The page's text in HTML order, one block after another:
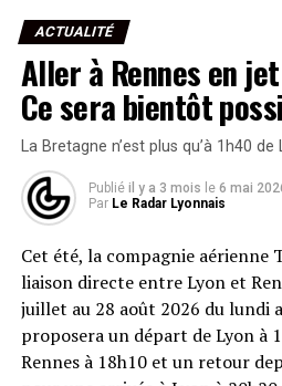
son grand-père, surnommé
Louis », constituaient un
irremplaçable sur les origines
10 ans, j’ai demandé à mon
fait pour inventer le cinéma. Il
en l’air »
Rhône-Alpes.
Ami fidèle de l’Institut Lumière
avait participé à toutes les
depuis 2009, collaborant avec
la réalisation de livres,
documentaires. Il était
Société lyonnaise des
ACTUALITÉ
Aller à Rennes en
Ce sera bientôt
La Bretagne n’est plus qu’à 1h40
Publié il y a 3 mois le 6 mai
Par Le Radar Lyonnais
Cet été, la compagnie aérienne
liaison directe entre Lyon et
juillet au 28 août 2026 du lundi
proposera un départ de Lyon à
Rennes à 18h10 et un retour